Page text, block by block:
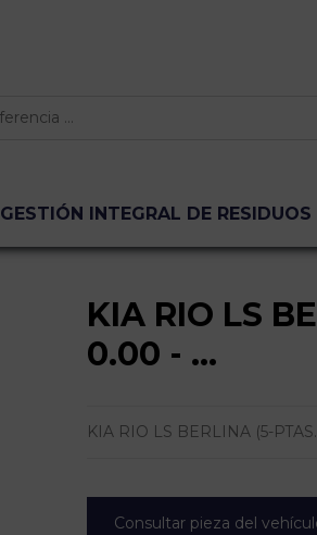
GESTIÓN INTEGRAL DE RESIDUOS
KIA RIO LS
0.00 - ...
KIA RIO LS BERLINA (5-
Consultar pieza del